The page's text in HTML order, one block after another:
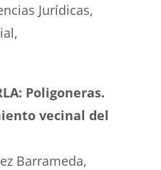
Jurídicas,
Poligoneras.
vecinal del
Barrameda,